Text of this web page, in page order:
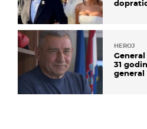
HEROJ
31
general